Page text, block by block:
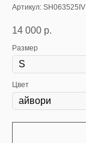
Артикул: SH063525IV
14 000 р.
Размер
Цвет